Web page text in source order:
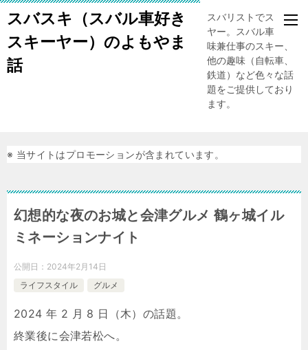
スバスキ（スバル車好き
スキーヤー）のよもやま
話
スバリストでスキー
ヤー。スバル車、趣
味兼仕事のスキー、
他の趣味（自転車、
鉄道）など色々な話
題をご提供しており
ます。
※ 当サイトはプロモーションが含まれています。
幻想的な夜のお城と会津グルメ 鶴ヶ城イル
ミネーションナイト
公開日： 2024年2月14日
ライフスタイル
グルメ
2024 年 2 月 8 日（木）の話題。
終業後に会津若松へ。